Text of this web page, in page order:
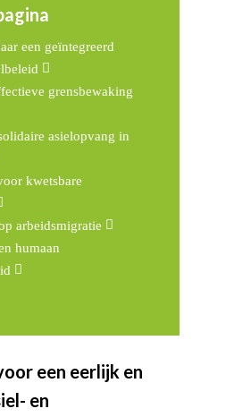
een geïntegreerd
grensbewaking
asielopvang in
kwetsbare
arbeidsmigratie
humaan
een eerlijk en
en